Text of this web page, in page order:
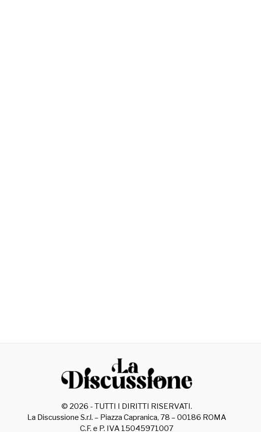
© 2026 - TUTTI I DIRITTI RISERVATI.
La Discussione S.r.l. – Piazza Capranica, 78 – 00186 ROMA
C.F. e P. IVA 15045971007